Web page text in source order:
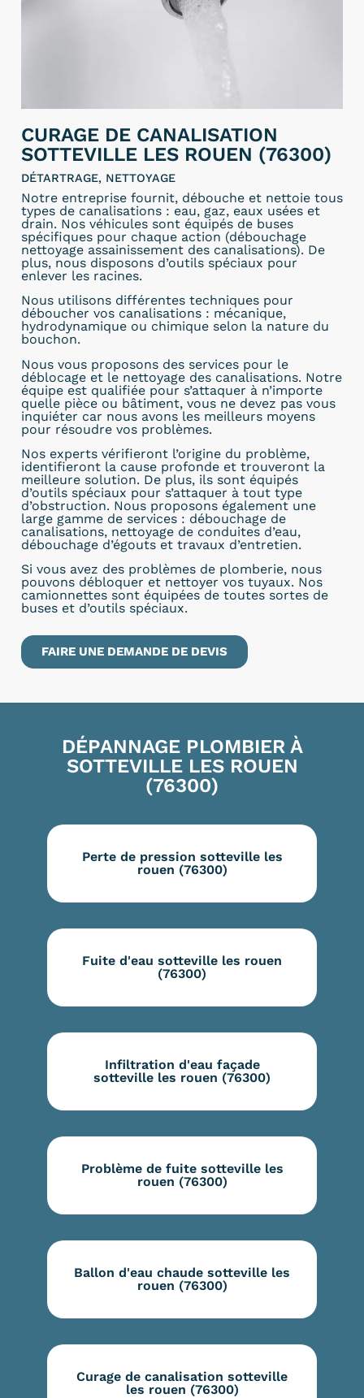
CURAGE DE CANALISATION
SOTTEVILLE LES ROUEN (76300)
DÉTARTRAGE, NETTOYAGE
Notre entreprise fournit, débouche et nettoie tous
types de canalisations : eau, gaz, eaux usées et
drain. Nos véhicules sont équipés de buses
spécifiques pour chaque action (débouchage
nettoyage assainissement des canalisations). De
plus, nous disposons d’outils spéciaux pour
enlever les racines.
Nous utilisons différentes techniques pour
déboucher vos canalisations : mécanique,
hydrodynamique ou chimique selon la nature du
bouchon.
Nous vous proposons des services pour le
déblocage et le nettoyage des canalisations. Notre
équipe est qualifiée pour s’attaquer à n’importe
quelle pièce ou bâtiment, vous ne devez pas vous
inquiéter car nous avons les meilleurs moyens
pour résoudre vos problèmes.
Nos experts vérifieront l’origine du problème,
identifieront la cause profonde et trouveront la
meilleure solution. De plus, ils sont équipés
d’outils spéciaux pour s’attaquer à tout type
d’obstruction. Nous proposons également une
large gamme de services : débouchage de
canalisations, nettoyage de conduites d’eau,
débouchage d’égouts et travaux d’entretien.
Si vous avez des problèmes de plomberie, nous
pouvons débloquer et nettoyer vos tuyaux. Nos
camionnettes sont équipées de toutes sortes de
buses et d’outils spéciaux.
FAIRE UNE DEMANDE DE DEVIS
DÉPANNAGE PLOMBIER À
SOTTEVILLE LES ROUEN
(76300)
Perte de pression sotteville les
rouen (76300)
Fuite d'eau sotteville les rouen
(76300)
Infiltration d'eau façade
sotteville les rouen (76300)
Problème de fuite sotteville les
rouen (76300)
Ballon d'eau chaude sotteville les
rouen (76300)
Curage de canalisation sotteville
les rouen (76300)